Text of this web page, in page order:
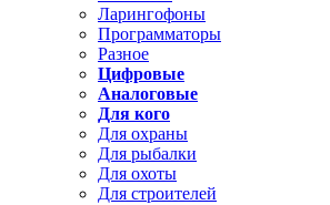
Ларингофоны
Программаторы
Разное
Цифровые
Аналоговые
Для кого
Для охраны
Для рыбалки
Для охоты
Для строителей